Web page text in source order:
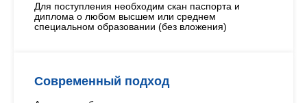
Для поступления необходим скан паспорта и
диплома о любом высшем или среднем
специальном образовании (без вложения)
Современный подход